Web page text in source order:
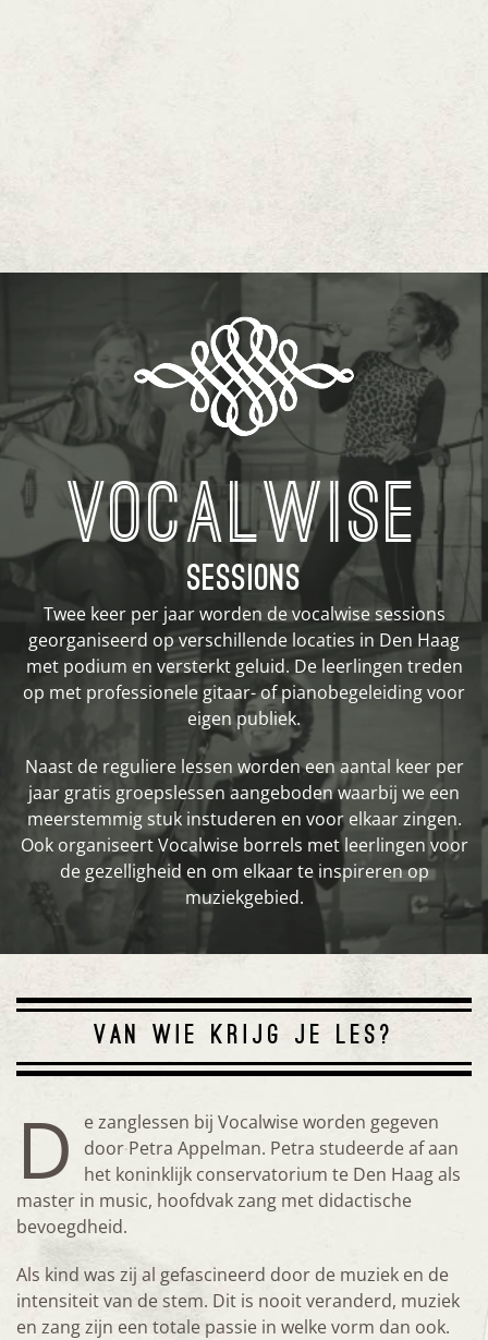
VOCALWISE
SESSIONS
Twee keer per jaar worden de vocalwise sessions
georganiseerd op verschillende locaties in Den Haag
met podium en versterkt geluid. De leerlingen treden
op met professionele gitaar- of pianobegeleiding voor
eigen publiek.
Naast de reguliere lessen worden een aantal keer per
jaar gratis groepslessen aangeboden waarbij we een
meerstemmig stuk instuderen en voor elkaar zingen.
Ook organiseert Vocalwise borrels met leerlingen voor
de gezelligheid en om elkaar te inspireren op
muziekgebied.
VAN WIE KRIJG JE LES?
D
e zanglessen bij Vocalwise worden gegeven
door Petra Appelman. Petra studeerde af aan
het koninklijk conservatorium te Den Haag als
master in music, hoofdvak zang met didactische
bevoegdheid.
Als kind was zij al gefascineerd door de muziek en de
intensiteit van de stem. Dit is nooit veranderd, muziek
en zang zijn een totale passie in welke vorm dan ook.